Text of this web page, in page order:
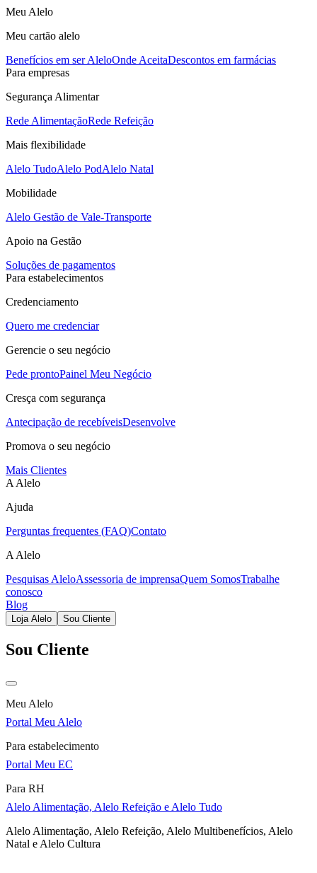
Meu Alelo
Meu cartão alelo
Benefícios em ser AleloOnde AceitaDescontos em farmácias
Para empresas
Segurança Alimentar
Rede AlimentaçãoRede Refeição
Mais flexibilidade
Alelo TudoAlelo PodAlelo Natal
Mobilidade
Alelo Gestão de Vale-Transporte
Apoio na Gestão
Soluções de pagamentos
Para estabelecimentos
Credenciamento
Quero me credenciar
Gerencie o seu negócio
Pede prontoPainel Meu Negócio
Cresça com segurança
Antecipação de recebíveisDesenvolve
Promova o seu negócio
Mais Clientes
A Alelo
Ajuda
Perguntas frequentes (FAQ)Contato
A Alelo
Pesquisas AleloAssessoria de imprensaQuem SomosTrabalhe
conosco
Blog
Loja Alelo Sou Cliente
Sou Cliente
Meu Alelo
Portal Meu Alelo
Para estabelecimento
Portal Meu EC
Para RH
Alelo Alimentação, Alelo Refeição e Alelo Tudo
Alelo Alimentação, Alelo Refeição, Alelo Multibenefícios, Alelo
Natal e Alelo Cultura